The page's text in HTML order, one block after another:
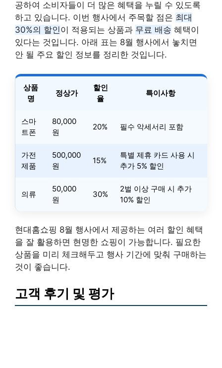
공하여 소비자들이 더 많은 혜택을 누릴 수 있도록
하고 있습니다. 이번 행사에서 주목할 점은 최대
30%의 할인이 적용되는 상품과 무료 배송 혜택이
있다는 것입니다. 아래 표는 8월 행사에서 놓치면
안 될 주요 할인 정보를 정리한 것입니다.
상품
명
정상가
할인
율
특이사항
스마
트폰
80,000
원
20% 필수 악세서리 포함
가전
제품
500,000
원
15%
특별 제휴 카드 사용 시
추가 5% 할인
의류
50,000
원
30%
2벌 이상 구매 시 추가
10% 할인
현대홈쇼핑 8월 행사에서 제공하는 여러 할인 혜택
을 잘 활용하면 현명한 쇼핑이 가능합니다. 필요한
상품을 미리 체크해두고 행사 기간에 맞춰 구매하는
것이 좋습니다.
고객 후기 및 평가